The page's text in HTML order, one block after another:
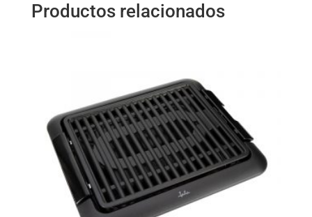
Productos relacionados